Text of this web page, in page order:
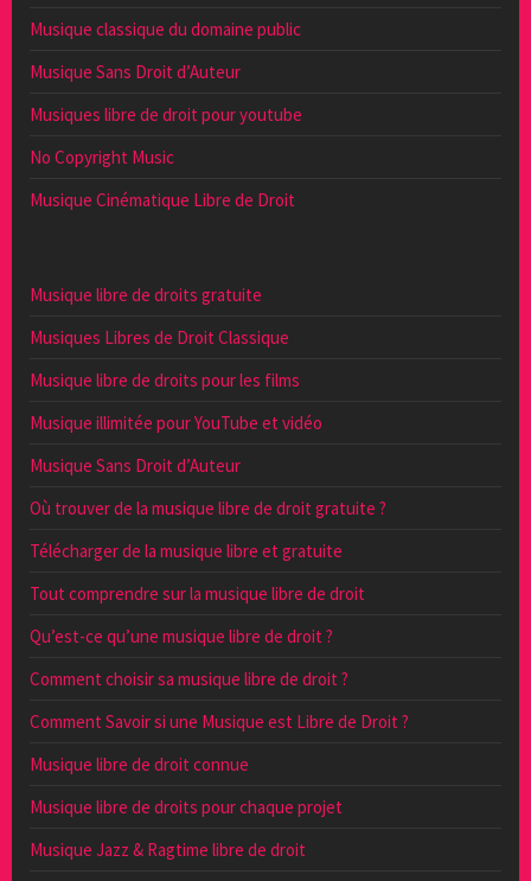
Musique classique du domaine public
Musique Sans Droit d’Auteur
Musiques libre de droit pour youtube
No Copyright Music
Musique Cinématique Libre de Droit
Musique libre de droits gratuite
Musiques Libres de Droit Classique
Musique libre de droits pour les films
Musique illimitée pour YouTube et vidéo
Musique Sans Droit d’Auteur
Où trouver de la musique libre de droit gratuite ?
Télécharger de la musique libre et gratuite
Tout comprendre sur la musique libre de droit
Qu’est-ce qu’une musique libre de droit ?
Comment choisir sa musique libre de droit ?
Comment Savoir si une Musique est Libre de Droit ?
Musique libre de droit connue
Musique libre de droits pour chaque projet
Musique Jazz & Ragtime libre de droit